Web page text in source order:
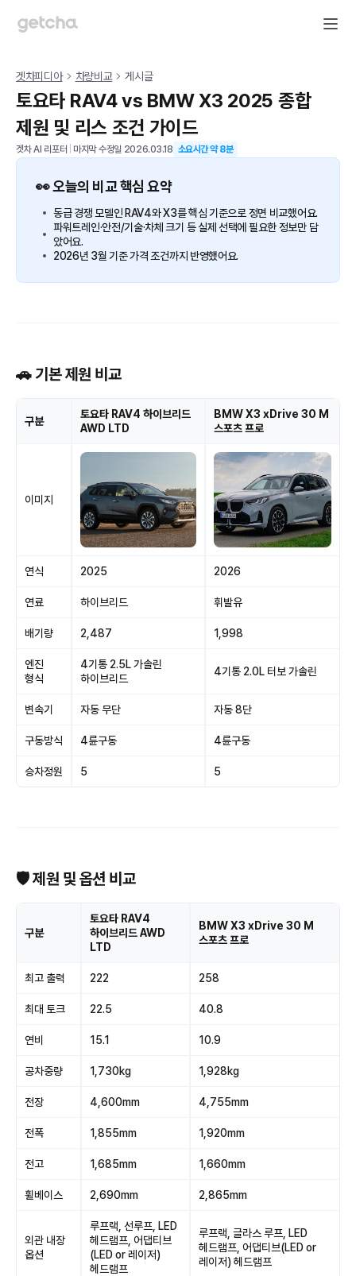
겟차피디아 차량비교 게시글
토요타 RAV4 vs BMW X3 2025 종합
제원 및 리스 조건 가이드
겟차 AI 리포터 마지막 수정일 2026.03.18 소요시간 약8분
👀 오늘의 비교 핵심 요약
동급 경쟁 모델인 RAV4와 X3를 핵심 기준으로 정면 비교했어요.
파워트레인·안전/기술·차체 크기 등 실제 선택에 필요한 정보만 담
았어요.
2026년 3월 기준 가격 조건까지 반영했어요.
🚗 기본 제원 비교
구분
토요타 RAV4 하이브리드
AWD LTD
BMW X3 xDrive 30 M
스포츠 프로
이미지
연식 2025 2026
연료 하이브리드 휘발유
배기량 2,487 1,998
엔진
형식
4기통 2.5L 가솔린
하이브리드
4기통 2.0L 터보 가솔린
변속기 자동 무단 자동 8단
구동방식 4륜구동 4륜구동
승차정원 5 5
🛡 제원 및 옵션 비교
구분
토요타 RAV4
하이브리드 AWD
LTD
BMW X3 xDrive 30 M
스포츠 프로
최고 출력 222 258
최대 토크 22.5 40.8
연비 15.1 10.9
공차중량 1,730kg 1,928kg
전장 4,600mm 4,755mm
전폭 1,855mm 1,920mm
전고 1,685mm 1,660mm
휠베이스 2,690mm 2,865mm
외관 내장
옵션
루프랙, 선루프, LED
헤드램프, 어댑티브
(LED or 레이저)
헤드램프
루프랙, 글라스 루프, LED
헤드램프, 어댑티브(LED or
레이저) 헤드램프